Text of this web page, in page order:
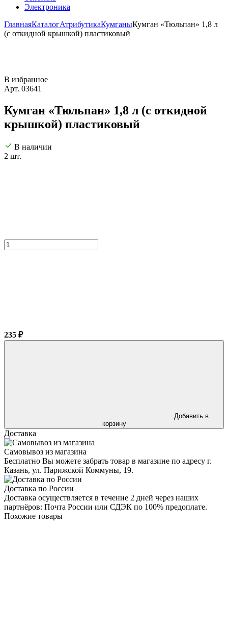
Электроника
ГлавнаяКаталогАтрибутикаКумганыКумган «Тюльпан» 1,8 л
(с откидной крышкой) пластиковый
В избранное
Арт. 03641
Кумган «Тюльпан» 1,8 л (с откидной
крышкой) пластиковый
В наличии
2 шт.
235 ₽
Добавить в
корзину
Доставка
Самовывоз из магазина
Бесплатно Вы можете забрать товар в магазине по адресу г.
Казань, ул. Парижской Коммуны, 19.
Доставка по России
Доставка осуществляется в течение 2 дней через наших
партнёров: Почта России или СДЭК по 100% предоплате.
Похожие товары